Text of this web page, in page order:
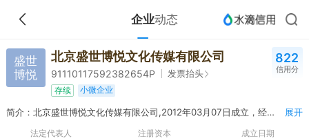
企业动态
盛世
博悦
北京盛世博悦文化传媒有限公司
91110117592382654P 发票抬头
存续 小微企业
822
信用分
简介：北京盛世博悦文化传媒有限公司,2012年03月07日成立，经营范围包括组织文化艺术交流活动（演出、棋牌除外）；会议服务；影视策划；设计、制作、代理、发布广告；图文设计制作；企业管理咨询；企业形象策划；舞台艺术形象策划；品牌市场营销；承办展览展示；销售文化办公用品、电子产品。（企业依法自主选择经营项目，开展经营活动；依法须经批准的项目，经相关部门批准后依批准的内容开展经营活动；不得从事本市产业政策禁止和限制类项目的经营活动。） 展开
法定代表人
注册资本 成立日期